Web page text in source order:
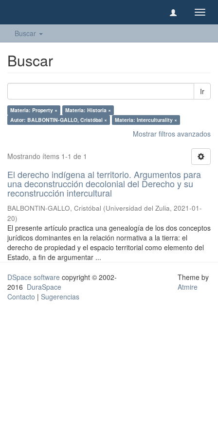
Buscar
Buscar
Ir
Materia: Property ×
Materia: Historia ×
Autor: BALBONTIN-GALLO, Cristóbal ×
Materia: Interculturality ×
Mostrar filtros avanzados
Mostrando ítems 1-1 de 1
El derecho indígena al territorio. Argumentos para
una deconstrucción decolonial del Derecho y su
reconstrucción intercultural
BALBONTIN-GALLO, Cristóbal (Universidad del Zulia, 2021-01-
20)
El presente artículo practica una genealogía de los dos conceptos
jurídicos dominantes en la relación normativa a la tierra: el
derecho de propiedad y el espacio territorial como elemento del
Estado, a fin de argumentar ...
DSpace software copyright © 2002-
2016 DuraSpace
Contacto | Sugerencias
Theme by
Atmire